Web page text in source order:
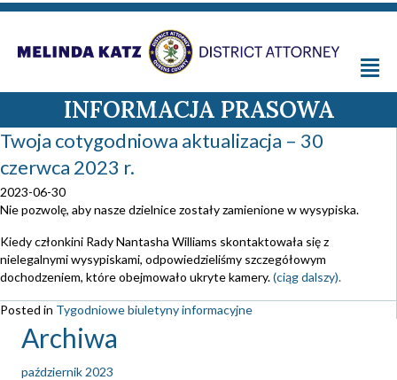
INFORMACJA PRASOWA
Twoja cotygodniowa aktualizacja – 30
czerwca 2023 r.
2023-06-30
Nie pozwolę, aby nasze dzielnice zostały zamienione w wysypiska.
Kiedy członkini Rady Nantasha Williams skontaktowała się z
nielegalnymi wysypiskami, odpowiedzieliśmy szczegółowym
dochodzeniem, które obejmowało ukryte kamery.(ciąg dalszy).
Posted in Tygodniowe biuletyny informacyjne
Archiwa
październik 2023